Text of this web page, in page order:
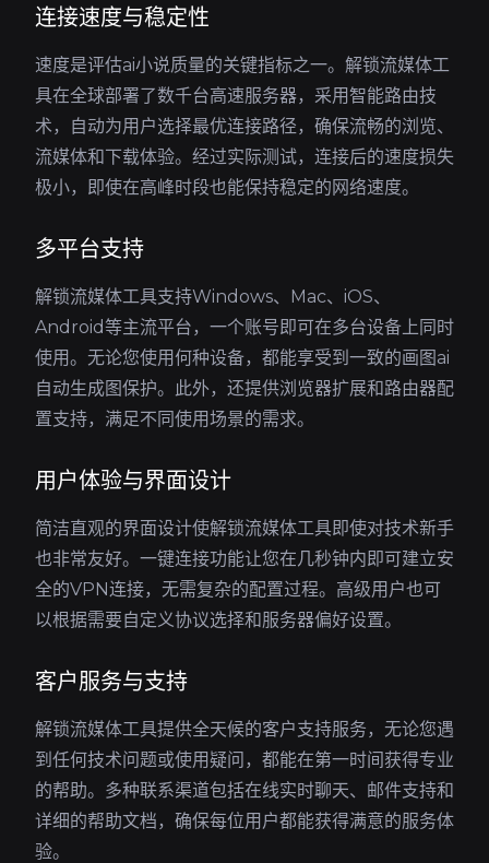
连接速度与稳定性
速度是评估ai小说质量的关键指标之一。解锁流媒体工
具在全球部署了数千台高速服务器，采用智能路由技
术，自动为用户选择最优连接路径，确保流畅的浏览、
流媒体和下载体验。经过实际测试，连接后的速度损失
极小，即使在高峰时段也能保持稳定的网络速度。
多平台支持
解锁流媒体工具支持Windows、Mac、iOS、
Android等主流平台，一个账号即可在多台设备上同时
使用。无论您使用何种设备，都能享受到一致的画图ai
自动生成图保护。此外，还提供浏览器扩展和路由器配
置支持，满足不同使用场景的需求。
用户体验与界面设计
简洁直观的界面设计使解锁流媒体工具即使对技术新手
也非常友好。一键连接功能让您在几秒钟内即可建立安
全的VPN连接，无需复杂的配置过程。高级用户也可
以根据需要自定义协议选择和服务器偏好设置。
客户服务与支持
解锁流媒体工具提供全天候的客户支持服务，无论您遇
到任何技术问题或使用疑问，都能在第一时间获得专业
的帮助。多种联系渠道包括在线实时聊天、邮件支持和
详细的帮助文档，确保每位用户都能获得满意的服务体
验。